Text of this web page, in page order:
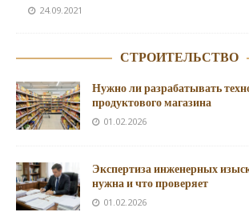
24.09.2021
СТРОИТЕЛЬСТВО
Нужно ли разрабатывать
продуктового магазина
01.02.2026
Экспертиза инженерных
нужна и что проверяет
01.02.2026